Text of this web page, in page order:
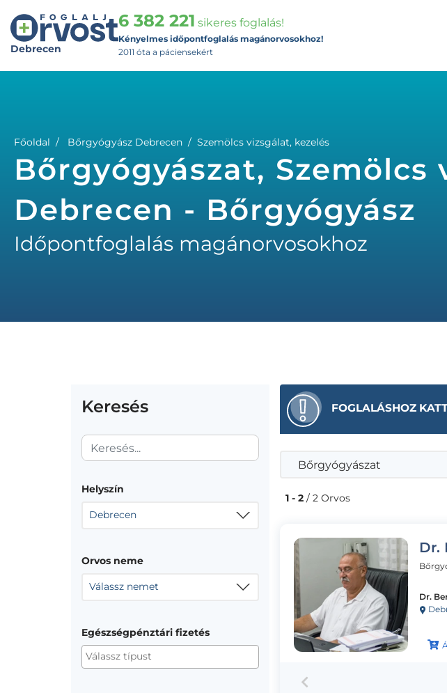
Debrecen
6 382 221 sikeres foglalás!
Kényelmes időpontfoglalás magánorvosokhoz!
2011 óta a páciensekért
Főoldal Bőrgyógyász Debrecen Szemölcs vizsgálat, kezelés
Bőrgyógyászat, Szemölcs
Debrecen - Bőrgyógyász
Időpontfoglalás magánorvosokhoz
Keresés
Helyszín
Debrecen
Orvos neme
Válassz nemet
Egészségpénztári fizetés
FOGLALÁSHOZ
Bőrgyógyászat
1 - 2 / 2 Orvos
Dr.
Dr.